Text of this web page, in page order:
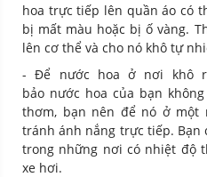
hoa trực tiếp lên quần áo có
bị mất màu hoặc bị ố vàng.
lên cơ thể và cho nó khô tự
- Để nước hoa ở nơi khô
bảo nước hoa của bạn
thơm, bạn nên để nó ở một
tránh ánh nắng trực tiếp. Bạn
trong những nơi có nhiệt độ
xe hơi.